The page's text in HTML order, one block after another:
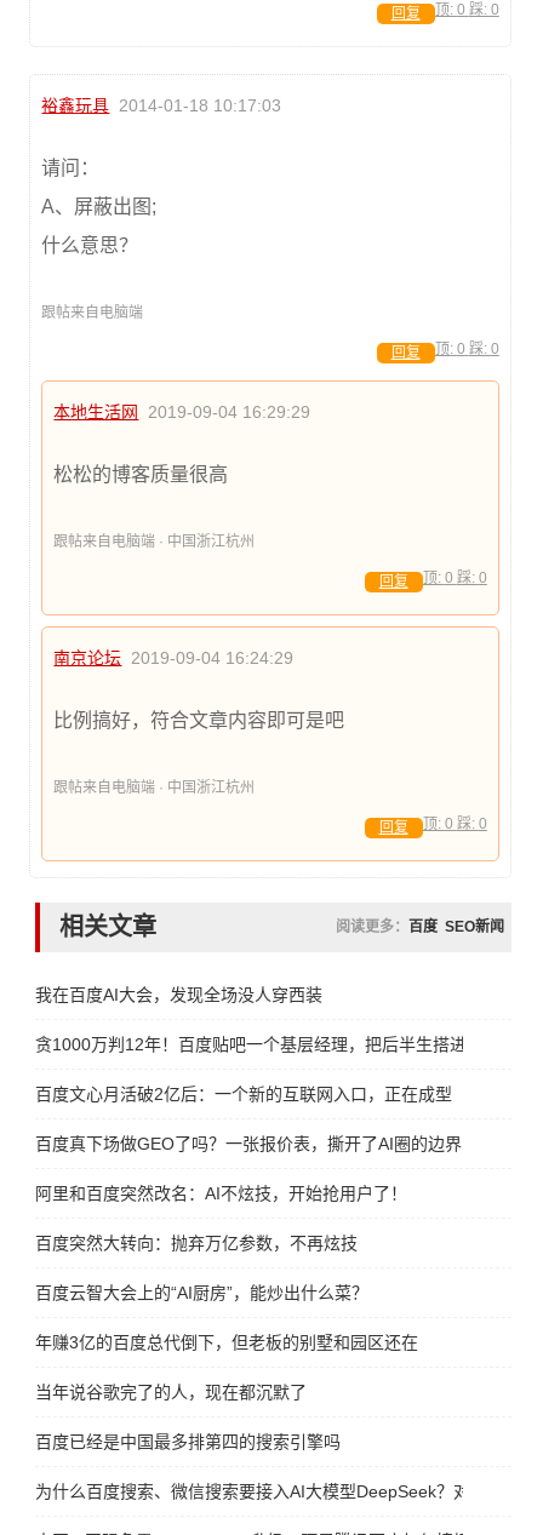
顶: 0 踩: 0
回复
裕鑫玩具 2014-01-18 10:17:03
请问：
A、屏蔽出图;
什么意思？
跟帖来自电脑端
顶: 0 踩: 0
回复
本地生活网 2019-09-04 16:29:29
松松的博客质量很高
跟帖来自电脑端 · 中国浙江杭州
顶: 0 踩: 0
回复
南京论坛 2019-09-04 16:24:29
比例搞好，符合文章内容即可是吧
跟帖来自电脑端 · 中国浙江杭州
顶: 0 踩: 0
回复
相关文章 阅读更多： 百度 SEO新闻
我在百度AI大会，发现全场没人穿西装
贪1000万判12年！百度贴吧一个基层经理，把后半生搭进去了
百度文心月活破2亿后：一个新的互联网入口，正在成型
百度真下场做GEO了吗？一张报价表，撕开了AI圈的边界
阿里和百度突然改名：AI不炫技，开始抢用户了！
百度突然大转向：抛弃万亿参数，不再炫技
百度云智大会上的“AI厨房”，能炒出什么菜？
年赚3亿的百度总代倒下，但老板的别墅和园区还在
当年说谷歌完了的人，现在都沉默了
百度已经是中国最多排第四的搜索引擎吗
为什么百度搜索、微信搜索要接入AI大模型DeepSeek？对谁更有好